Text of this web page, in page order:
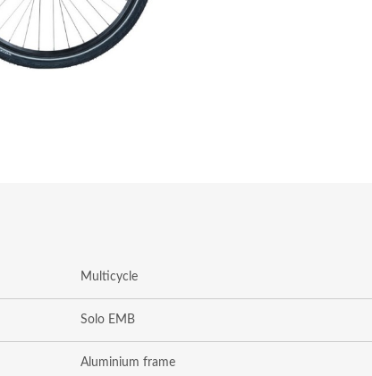
Multicycle
Solo EMB
Aluminium frame